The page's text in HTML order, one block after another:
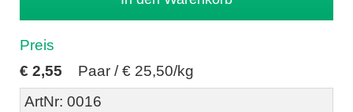
Preis
€ 2,55 Paar /€ 25,50/kg
ArtNr: 0016